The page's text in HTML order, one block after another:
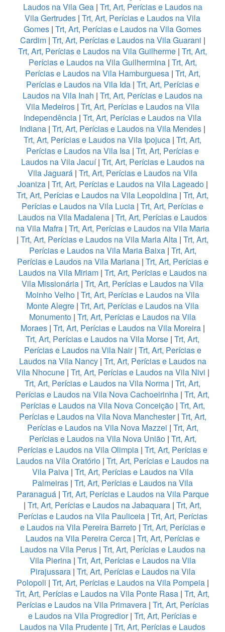
Laudos na Vila Gea| Trt, Art, Perícias e Laudos na
Vila Gertrudes | Trt, Art, Perícias e Laudos na Vila
Gomes | Trt, Art, Perícias e Laudos na Vila Gomes
Cardim| Trt, Art, Perícias e Laudos na Vila Guarani |
Trt, Art, Perícias e Laudos na Vila Guilherme | Trt, Art,
Perícias e Laudos na Vila Guilhermina| Trt, Art,
Perícias e Laudos na Vila Hamburguesa| Trt, Art,
Perícias e Laudos na Vila Ida| Trt, Art, Perícias e
Laudos na Vila Inah | Trt, Art, Perícias e Laudos na
Vila Medeiros | Trt, Art, Perícias e Laudos na Vila
Independência | Trt, Art, Perícias e Laudos na Vila
Indiana | Trt, Art, Perícias e Laudos na Vila Mendes |
Trt, Art, Perícias e Laudos na Vila Ipojuca | Trt, Art,
Perícias e Laudos na Vila Isa | Trt, Art, Perícias e
Laudos na Vila Jacuí| Trt, Art, Perícias e Laudos na
Vila Jaguará | Trt, Art, Perícias e Laudos na Vila
Joaniza| Trt, Art, Perícias e Laudos na Vila Lageado|
Trt, Art, Perícias e Laudos na Vila Leopoldina | Trt, Art,
Perícias e Laudos na Vila Lucia | Trt, Art, Perícias e
Laudos na Vila Madalena | Trt, Art, Perícias e Laudos
na Vila Mafra | Trt, Art, Perícias e Laudos na Vila Maria
| Trt, Art, Perícias e Laudos na Vila Maria Alta | Trt, Art,
Perícias e Laudos na Vila Maria Baixa| Trt, Art,
Perícias e Laudos na Vila Mariana| Trt, Art, Perícias e
Laudos na Vila Miriam| Trt, Art, Perícias e Laudos na
Vila Missionária | Trt, Art, Perícias e Laudos na Vila
Moinho Velho | Trt, Art, Perícias e Laudos na Vila
Monte Alegre| Trt, Art, Perícias e Laudos na Vila
Monumento | Trt, Art, Perícias e Laudos na Vila
Moraes| Trt, Art, Perícias e Laudos na Vila Moreira|
Trt, Art, Perícias e Laudos na Vila Morse | Trt, Art,
Perícias e Laudos na Vila Nair| Trt, Art, Perícias e
Laudos na Vila Nancy| Trt, Art, Perícias e Laudos na
Vila Nhocune| Trt, Art, Perícias e Laudos na Vila Nivi |
Trt, Art, Perícias e Laudos na Vila Norma | Trt, Art,
Perícias e Laudos na Vila Nova Cachoeirinha | Trt, Art,
Perícias e Laudos na Vila Nova Conceição| Trt, Art,
Perícias e Laudos na Vila Nova Manchester| Trt, Art,
Perícias e Laudos na Vila Nova Mazzei | Trt, Art,
Perícias e Laudos na Vila Nova União| Trt, Art,
Perícias e Laudos na Vila Olimpia | Trt, Art, Perícias e
Laudos na Vila Oratório | Trt, Art, Perícias e Laudos na
Vila Paiva| Trt, Art, Perícias e Laudos na Vila
Palmeiras | Trt, Art, Perícias e Laudos na Vila
Paranaguá| Trt, Art, Perícias e Laudos na Vila Parque
| Trt, Art, Perícias e Laudos na Jabaquara | Trt, Art,
Perícias e Laudos na Vila Pauliceia| Trt, Art, Perícias
e Laudos na Vila Pereira Barreto| Trt, Art, Perícias e
Laudos na Vila Pereira Cerca| Trt, Art, Perícias e
Laudos na Vila Perus| Trt, Art, Perícias e Laudos na
Vila Pierina| Trt, Art, Perícias e Laudos na Vila
Pirajussara| Trt, Art, Perícias e Laudos na Vila
Polopoli | Trt, Art, Perícias e Laudos na Vila Pompeia|
Trt, Art, Perícias e Laudos na Vila Ponte Rasa | Trt, Art,
Perícias e Laudos na Vila Primavera| Trt, Art, Perícias
e Laudos na Vila Progredior| Trt, Art, Perícias e
Laudos na Vila Prudente | Trt, Art, Perícias e Laudos